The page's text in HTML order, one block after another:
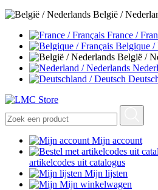
België /
France /
Belgique /
België /
Mijn account
artikelcodes uit catalogus
Mijn lijsten
Mijn winkelwagen